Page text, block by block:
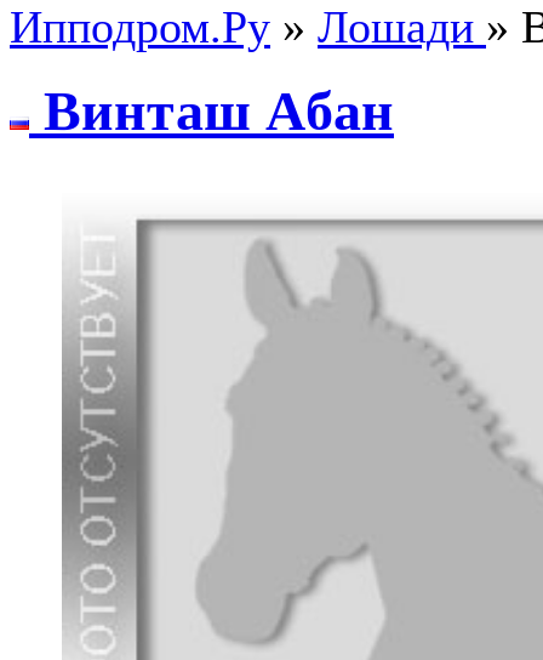
Ипподром.Ру » Лошади »
Винташ Aбан